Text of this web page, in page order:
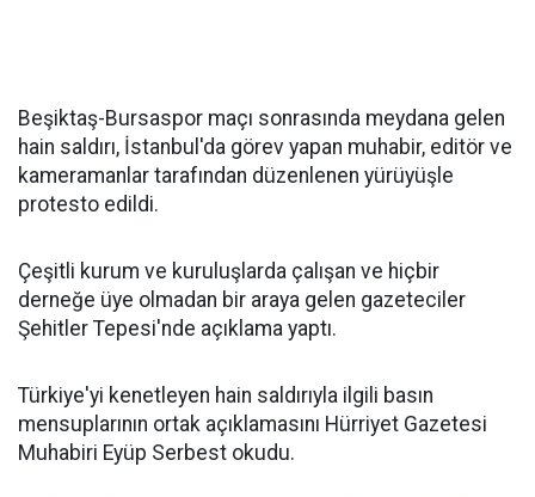
Beşiktaş-Bursaspor maçı sonrasında meydana gelen
hain saldırı, İstanbul'da görev yapan muhabir, editör ve
kameramanlar tarafından düzenlenen yürüyüşle
protesto edildi.
Çeşitli kurum ve kuruluşlarda çalışan ve hiçbir
derneğe üye olmadan bir araya gelen gazeteciler
Şehitler Tepesi'nde açıklama yaptı.
Türkiye'yi kenetleyen hain saldırıyla ilgili basın
mensuplarının ortak açıklamasını Hürriyet Gazetesi
Muhabiri Eyüp Serbest okudu.